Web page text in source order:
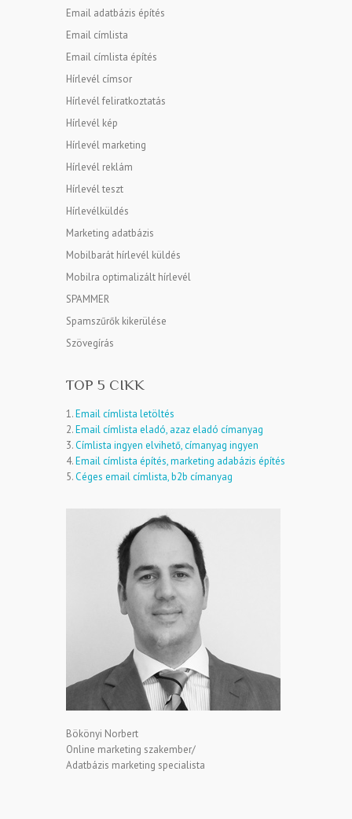
Email adatbázis építés
Email címlista
Email címlista építés
Hírlevél címsor
Hírlevél feliratkoztatás
Hírlevél kép
Hírlevél marketing
Hírlevél reklám
Hírlevél teszt
Hírlevélküldés
Marketing adatbázis
Mobilbarát hírlevél küldés
Mobilra optimalizált hírlevél
SPAMMER
Spamszűrők kikerülése
Szövegírás
TOP 5 CIKK
1.Email címlista letöltés
2.Email címlista eladó, azaz eladó címanyag
3.Címlista ingyen elvihető, címanyag ingyen
4.Email címlista építés, marketing adabázis építés
5.Céges email címlista, b2b címanyag
Bökönyi Norbert
Online marketing szakember/
Adatbázis marketing specialista